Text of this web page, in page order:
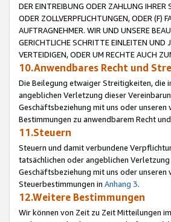
DER EINTREIBUNG ODER ZAHLUNG
ODER ZOLLVERPFLICHTUNGEN, ODER (F)
AUFTRAGNEHMER. WIR UND UNSERE
GERICHTLICHE SCHRITTE EINLEITEN UND
VERTEIDIGEN, ODER UM RECHTE AUCH
10.Anwendbares Recht und
Die Beilegung etwaiger Streitigkeiten, die
angeblichen Verletzung dieser
Geschäftsbeziehung mit uns oder
Bestimmungen zu anwendbarem Recht
11.Steuern
Steuern und damit verbundene
tatsächlichen oder angeblichen
Geschäftsbeziehung mit uns oder
Steuerbestimmungen in Anhang 3.
12.Weitere Bestimmungen
Wir können von Zeit zu Zeit Mitteilungen